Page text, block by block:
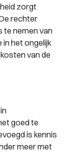
zorgt
rechter
te nemen van
in het ongelijk
van de
goed te
is kennis
meer met